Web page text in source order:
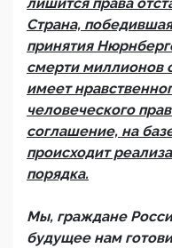
Страна,
принятия
смерти миллионов
имеет
человеческого
соглашение, на
происходит
порядка.
Мы, граждане
будущее нам